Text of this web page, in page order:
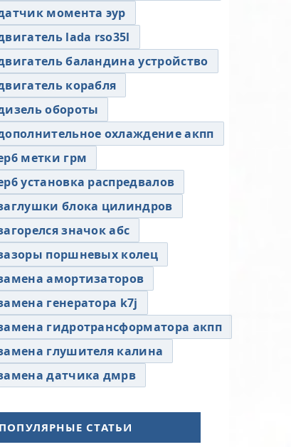
момента эур
lada rso35l
баландина устройство
корабля
обороты
охлаждение акпп
метки грм
установка распредвалов
блока цилиндров
значок абс
поршневых колец
амортизаторов
генератора k7j
гидротрансформатора акпп
глушителя калина
датчика дмрв
ПОПУЛЯРНЫЕ СТАТЬИ